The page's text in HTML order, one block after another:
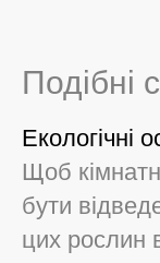
Подібні
Екологічні
Щоб
бути
цих рослин